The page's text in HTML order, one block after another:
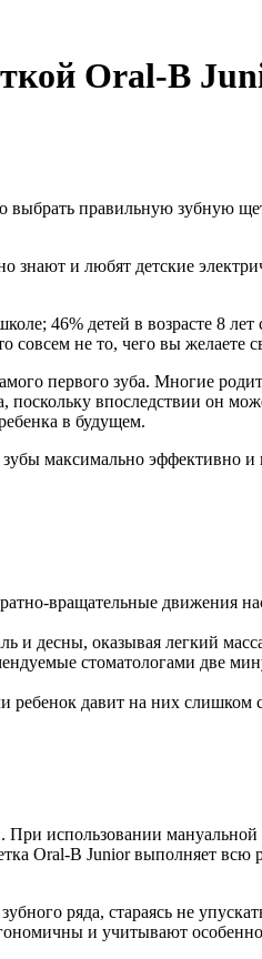
Oral-B
правильную зубную
и любят детские
46% детей в возрасте 8
совсем не то, чего вы желаете
первого зуба. Многие
впоследствии он
в будущем.
максимально эффективно
вращательные движения
и десны, оказывая легкий
стоматологами две
ребенок давит на них
использовании
Oral-B Junior выполняет
ряда, стараясь не
и учитывают